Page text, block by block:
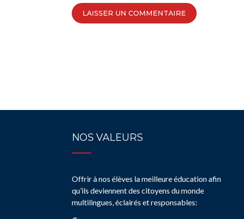
NOS VALEURS
Offrir à nos élèves la meilleure éducation afin
qu’ils deviennent des citoyens du monde
multilingues, éclairés et responsables: